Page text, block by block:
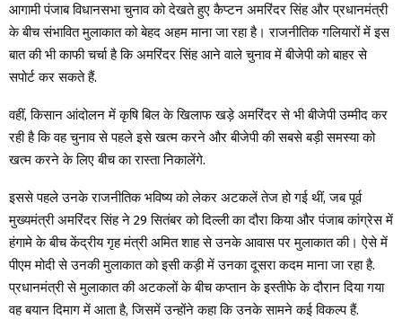
आगामी पंजाब विधानसभा चुनाव को देखते हुए कैप्टन अमरिंदर सिंह और प्रधानमंत्री
के बीच संभावित मुलाकात को बेहद अहम माना जा रहा है। राजनीतिक गलियारों में इस
बात की भी काफी चर्चा है कि अमरिंदर सिंह आने वाले चुनाव में बीजेपी को बाहर से
सपोर्ट कर सकते हैं.
वहीं, किसान आंदोलन में कृषि बिल के खिलाफ खड़े अमरिंदर से भी बीजेपी उम्मीद कर
रही है कि वह चुनाव से पहले इसे खत्म करने और बीजेपी की सबसे बड़ी समस्या को
खत्म करने के लिए बीच का रास्ता निकालेंगे.
इससे पहले उनके राजनीतिक भविष्य को लेकर अटकलें तेज हो गई थीं, जब पूर्व
मुख्यमंत्री अमरिंदर सिंह ने 29 सितंबर को दिल्ली का दौरा किया और पंजाब कांग्रेस में
हंगामे के बीच केंद्रीय गृह मंत्री अमित शाह से उनके आवास पर मुलाकात की। ऐसे में
पीएम मोदी से उनकी मुलाकात को इसी कड़ी में उनका दूसरा कदम माना जा रहा है.
प्रधानमंत्री से मुलाकात की अटकलों के बीच कप्तान के इस्तीफे के दौरान दिया गया
वह बयान दिमाग में आता है, जिसमें उन्होंने कहा कि उनके सामने कई विकल्प हैं.